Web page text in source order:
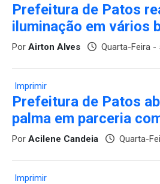
Prefeitura de Patos
iluminação em vários
Por Airton Alves Quarta-Feira -
Imprimir
Prefeitura de Patos
palma em parceria
Por Acilene Candeia Quarta-
Imprimir